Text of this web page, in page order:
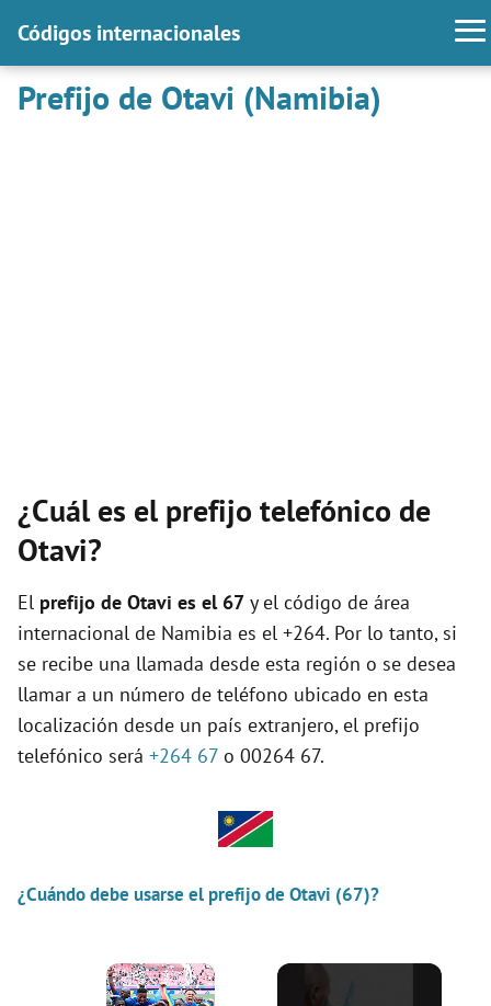
Códigos internacionales
Prefijo de Otavi (Namibia)
¿Cuál es el prefijo telefónico de
Otavi?
El prefijo de Otavi es el 67 y el código de área
internacional de Namibia es el +264. Por lo tanto, si
se recibe una llamada desde esta región o se desea
llamar a un número de teléfono ubicado en esta
localización desde un país extranjero, el prefijo
telefónico será +264 67 o 00264 67.
¿Cuándo debe usarse el prefijo de Otavi (67)?
×